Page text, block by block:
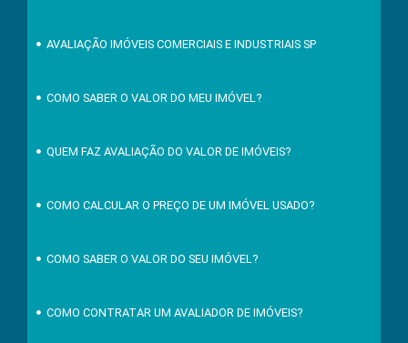
AVALIAÇÃO IMÓVEIS COMERCIAIS E INDUSTRIAIS SP
COMO SABER O VALOR DO MEU IMÓVEL?
QUEM FAZ AVALIAÇÃO DO VALOR DE IMÓVEIS?
COMO CALCULAR O PREÇO DE UM IMÓVEL USADO?
COMO SABER O VALOR DO SEU IMÓVEL?
COMO CONTRATAR UM AVALIADOR DE IMÓVEIS?